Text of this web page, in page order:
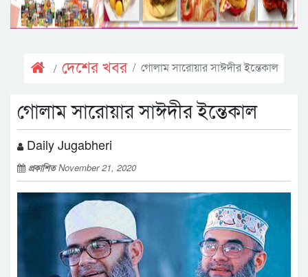
দেশের খবর গোলাম সারোয়ার সাঈদীর ইন্তেকাল
গোলাম সারোয়ার সাঈদীর ইন্তেকাল
Daily Jugabheri
প্রকাশিতNovember 21, 2020